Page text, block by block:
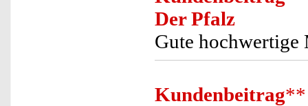
Der Pfalz
Gute hochwertige
Kundenbeitrag**